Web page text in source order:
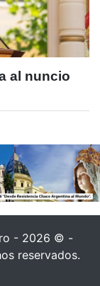
al nuncio
- 2026 © -
reservados.